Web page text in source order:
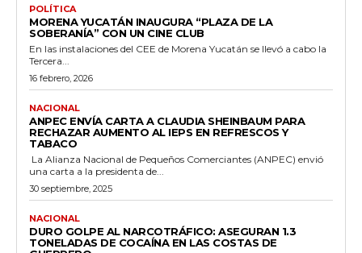
POLÍTICA
MORENA YUCATÁN INAUGURA “PLAZA DE LA
SOBERANÍA” CON UN CINE CLUB
En las instalaciones del CEE de Morena Yucatán se llevó a cabo la
Tercera...
16 febrero, 2026
NACIONAL
ANPEC ENVÍA CARTA A CLAUDIA SHEINBAUM PARA
RECHAZAR AUMENTO AL IEPS EN REFRESCOS Y
TABACO
La Alianza Nacional de Pequeños Comerciantes (ANPEC) envió
una carta a la presidenta de...
30 septiembre, 2025
NACIONAL
DURO GOLPE AL NARCOTRÁFICO: ASEGURAN 1.3
TONELADAS DE COCAÍNA EN LAS COSTAS DE